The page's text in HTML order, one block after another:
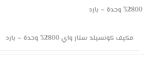
مكيف كونسيلد ستار واي 32800 وحدة – بارد